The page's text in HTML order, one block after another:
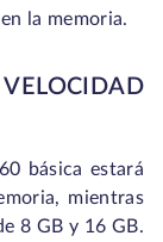
la memoria.
básica estará
mientras
8 GB y 16 GB.